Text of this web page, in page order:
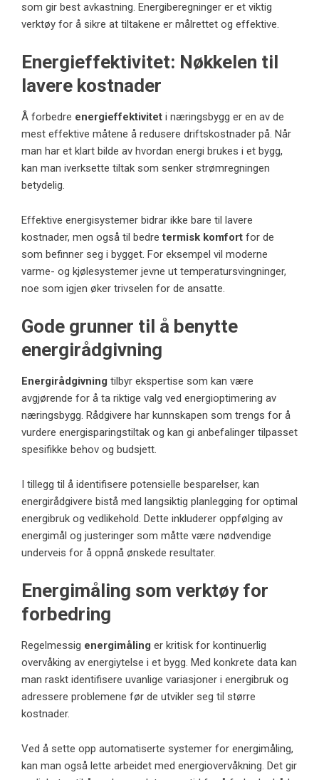
som gir best avkastning. Energiberegninger er et viktig
verktøy for å sikre at tiltakene er målrettet og effektive.
Energieffektivitet: Nøkkelen til
lavere kostnader
Å forbedre energieffektivitet i næringsbygg er en av de
mest effektive måtene å redusere driftskostnader på. Når
man har et klart bilde av hvordan energi brukes i et bygg,
kan man iverksette tiltak som senker strømregningen
betydelig.
Effektive energisystemer bidrar ikke bare til lavere
kostnader, men også til bedretermisk komfort for de
som befinner seg i bygget. For eksempel vil moderne
varme- og kjølesystemer jevne ut temperatursvingninger,
noe som igjen øker trivselen for de ansatte.
Gode grunner til å benytte
energirådgivning
Energirådgivning tilbyr ekspertise som kan være
avgjørende for å ta riktige valg ved energioptimering av
næringsbygg. Rådgivere har kunnskapen som trengs for å
vurdere energisparingstiltak og kan gi anbefalinger tilpasset
spesifikke behov og budsjett.
I tillegg til å identifisere potensielle besparelser, kan
energirådgivere bistå med langsiktig planlegging for optimal
energibruk og vedlikehold. Dette inkluderer oppfølging av
energimål og justeringer som måtte være nødvendige
underveis for å oppnå ønskede resultater.
Energimåling som verktøy for
forbedring
Regelmessig energimåling er kritisk for kontinuerlig
overvåking av energiytelse i et bygg. Med konkrete data kan
man raskt identifisere uvanlige variasjoner i energibruk og
adressere problemene før de utvikler seg til større
kostnader.
Ved å sette opp automatiserte systemer for energimåling,
kan man også lette arbeidet med energiovervåkning. Det gir